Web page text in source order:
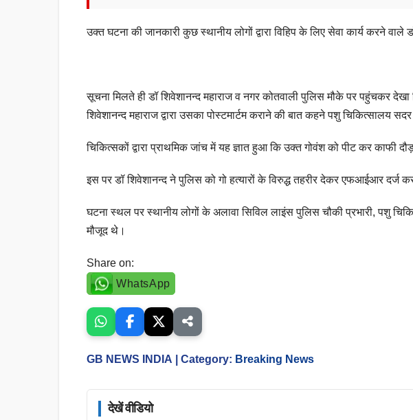
उक्त घटना की जानकारी कुछ स्थानीय लोगों द्वारा विहिप के लिए सेवा कार्य करने वाले
सूचना मिलते ही डॉ शिवेशानन्द महाराज व नगर कोतवाली पुलिस मौके पर पहुंचकर
शिवेशानन्द महाराज द्वारा उसका पोस्टमार्टम कराने की बात कहने पशु
चिकित्सकों द्वारा प्राथमिक जांच में यह ज्ञात हुआ कि उक्त गोवंश को पीट कर काफी
इस पर डॉ शिवेशानन्द ने पुलिस को गो हत्यारों के विरुद्ध तहरीर देकर एफआईआर दर्ज
घटना स्थल पर स्थानीय लोगों के अलावा सिविल लाइंस पुलिस चौकी प्रभारी, पशु
मौजूद थे।
Share on:
WhatsApp
GB NEWS INDIA | Category: Breaking News
देखें वीडियो